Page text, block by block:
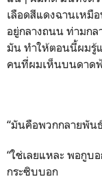
เลือดสีแดงฉานเหมื
อยู่กลางถนน ท่ามก
มัน ทำให้ตอนนี้ผมรู้
คนที่ผมเห็นบนดาด
“มันคือพวกกลายพัน
“ใช่เลยแหละ พอกูบ
กระซิบบอก